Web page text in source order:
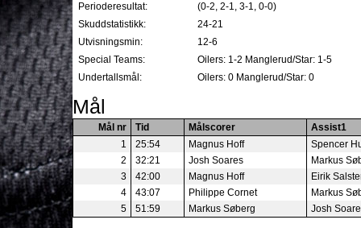
Perioderesultat:
(0-2, 2-1, 3-1, 0-0)
Skuddstatistikk:
24-21
Utvisningsmin:
12-6
Special Teams:
Oilers: 1-2 Manglerud/Star: 1-5
Undertallsmål:
Oilers: 0 Manglerud/Star: 0
Mål
Mål nr Tid Målscorer
Assist1
1
25:54 Magnus Hoff
Spencer
2
32:21 Josh Soares
Markus
3
42:00 Magnus Hoff
Eirik
4
43:07 Philippe Cornet
Markus
5
51:59 Markus Søberg Josh